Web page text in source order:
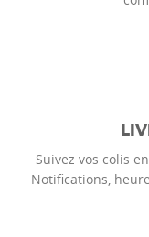
Suivez vos colis
Notifications,